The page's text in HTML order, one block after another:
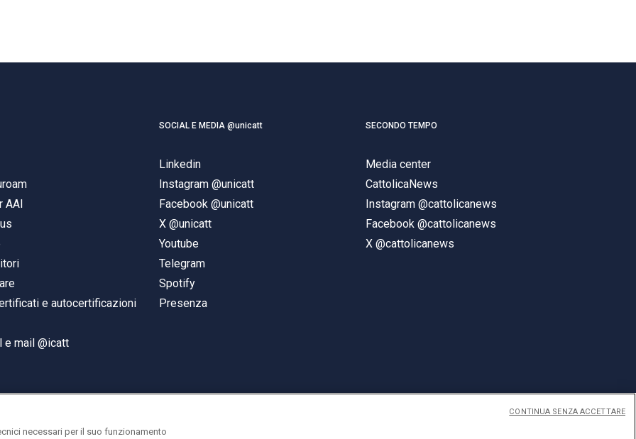
AAI
e autocertificazioni
e mail @icatt
SOCIAL E MEDIA @unicatt
Linkedin
Instagram @unicatt
Facebook @unicatt
X @unicatt
Youtube
Telegram
Spotify
Presenza
SECONDO TEMPO
Media center
CattolicaNews
Instagram @cattolicanews
Facebook @cattolicanews
X @cattolicanews
necessari per il suo funzionamento
CONTINUA SENZA ACCETTARE